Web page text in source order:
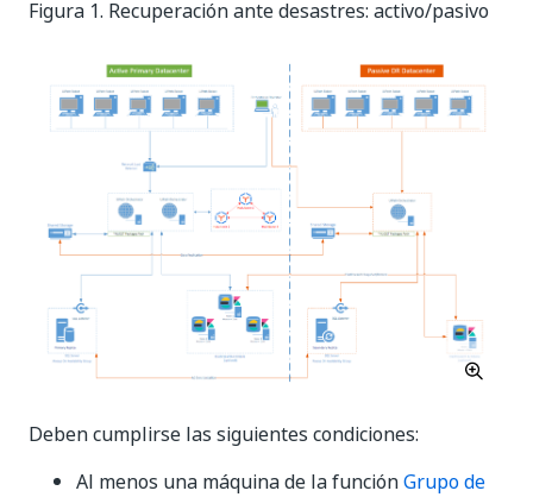
Figura 1. Recuperación ante desastres: activo/pasivo
Deben cumplirse las siguientes condiciones:
Al menos una máquina de la funciónGrupo de